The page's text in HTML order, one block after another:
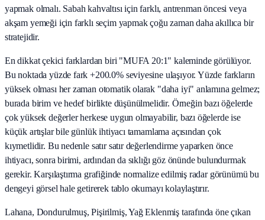
yapmak olmalı. Sabah kahvaltısı için farklı, antrenman öncesi veya
akşam yemeği için farklı seçim yapmak çoğu zaman daha akıllıca bir
stratejidir.
En dikkat çekici farklardan biri "MUFA 20:1" kaleminde görülüyor.
Bu noktada yüzde fark +200.0% seviyesine ulaşıyor. Yüzde farkların
yüksek olması her zaman otomatik olarak "daha iyi" anlamına gelmez;
burada birim ve hedef birlikte düşünülmelidir. Örneğin bazı öğelerde
çok yüksek değerler herkese uygun olmayabilir, bazı öğelerde ise
küçük artışlar bile günlük ihtiyacı tamamlama açısından çok
kıymetlidir. Bu nedenle satır satır değerlendirme yaparken önce
ihtiyacı, sonra birimi, ardından da sıklığı göz önünde bulundurmak
gerekir. Karşılaştırma grafiğinde normalize edilmiş radar görünümü bu
dengeyi görsel hale getirerek tablo okumayı kolaylaştırır.
Lahana, Dondurulmuş, Pişirilmiş, Yağ Eklenmiş tarafında öne çıkan